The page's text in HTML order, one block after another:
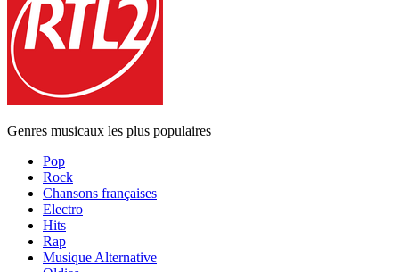
Genres musicaux les plus populaires
Pop
Rock
Chansons françaises
Electro
Hits
Rap
Musique Alternative